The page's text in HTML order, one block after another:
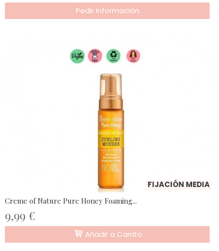
Pedir Información
FIJACIÓN MEDIA
Creme of Nature Pure Honey Foaming...
9,99 €
Añadir a Carrito